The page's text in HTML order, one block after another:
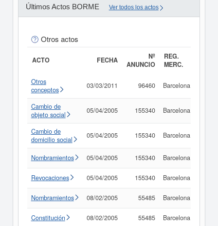
Últimos Actos BORME Ver todos los actos
Otros actos
ACTO FECHA
Nº
ANUNCIO
REG.
MERC.
Otros
conceptos
03/03/2011 96460 Barcelona
Cambio de
objeto social
05/04/2005 155340 Barcelona
Cambio de
domicilio social
05/04/2005 155340 Barcelona
Nombramientos 05/04/2005 155340 Barcelona
Revocaciones 05/04/2005 155340 Barcelona
Nombramientos 08/02/2005 55485 Barcelona
Constitución 08/02/2005 55485 Barcelona